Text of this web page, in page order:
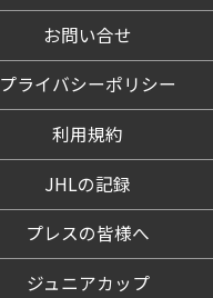
お問い合せ
プライバシーポリシー
利用規約
JHLの記録
プレスの皆様へ
ジュニアカップ